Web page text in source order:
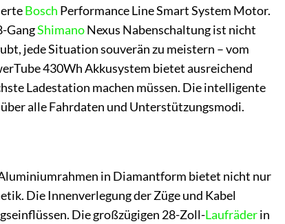
Bosch Performance Line Smart System Motor.
GangShimanoNexus Nabenschaltung ist nicht
jede Situation souverän zu meistern – vom
430Wh Akkusystem bietet ausreichend
Ladestation machen müssen. Die intelligente
alle Fahrdaten und Unterstützungsmodi.
in Diamantform bietet nicht nur
Die Innenverlegung der Züge und Kabel
Die großzügigen 28-Zoll-Laufräderin